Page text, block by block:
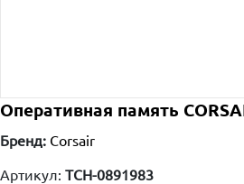
Оперативная память
Бренд: Corsair
Артикул: TCH-0891983